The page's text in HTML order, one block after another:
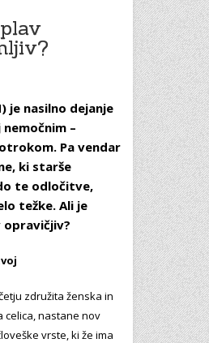
je nasilno dejanje
–
Pa vendar
ki starše
te odločitve,
težke. Ali je
združita ženska in
celica, nastane nov
vrste, ki že ima